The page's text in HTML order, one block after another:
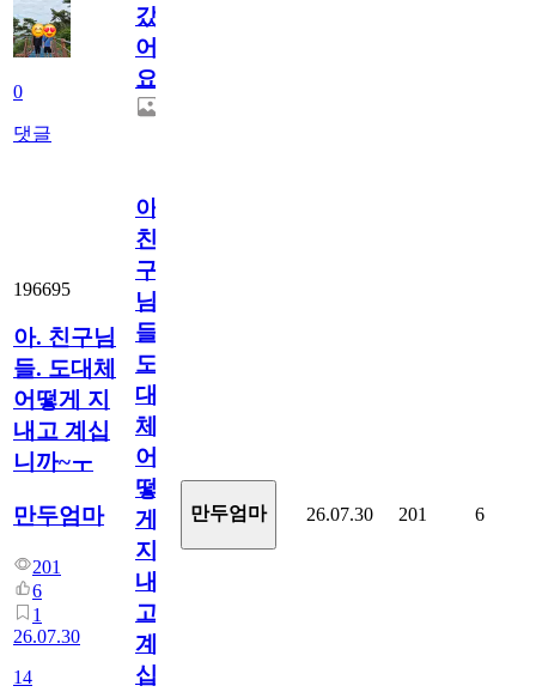
0
댓글
갔
어
요.
196695
아. 친구님
들. 도대체
어떻게 지
내고 계십
니까~ㅜ
만두엄마
201
6
1
26.07.30
14
아.
친
구
님
들.
도
대
체
어
떻
게
지
내
고
계
십
만두엄마 26.07.30 201 6